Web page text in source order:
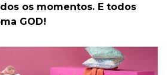
os momentos. E todos
GOD!